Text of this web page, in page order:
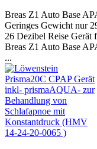
Breas Z1 Auto Base
Geringes Gewicht nur
26 Dezibel Reise
Breas Z1 Auto Base
...